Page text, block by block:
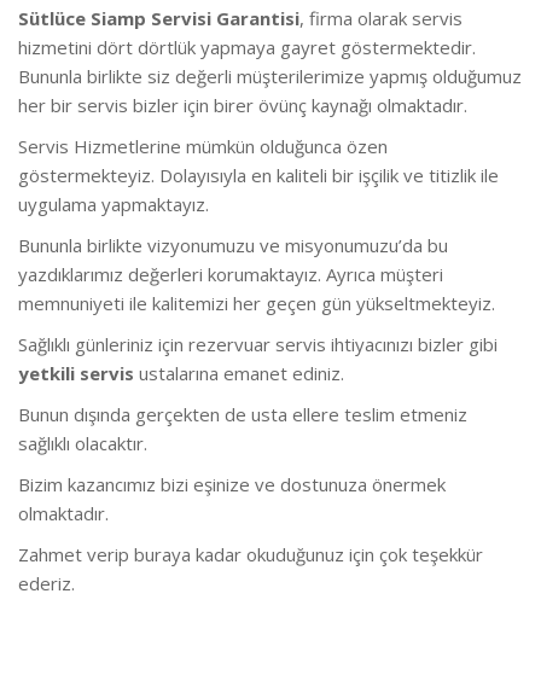
Sütlüce Siamp Servisi Garantisi, firma olarak servis
hizmetini dört dörtlük yapmaya gayret göstermektedir.
Bununla birlikte siz değerli müşterilerimize yapmış olduğumuz
her bir servis bizler için birer övünç kaynağı olmaktadır.
Servis Hizmetlerine mümkün olduğunca özen
göstermekteyiz. Dolayısıyla en kaliteli bir işçilik ve titizlik ile
uygulama yapmaktayız.
Bununla birlikte vizyonumuzu ve misyonumuzu’da bu
yazdıklarımız değerleri korumaktayız. Ayrıca müşteri
memnuniyeti ile kalitemizi her geçen gün yükseltmekteyiz.
Sağlıklı günleriniz için rezervuar servis ihtiyacınızı bizler gibi
yetkili servis ustalarına emanet ediniz.
Bunun dışında gerçekten de usta ellere teslim etmeniz
sağlıklı olacaktır.
Bizim kazancımız bizi eşinize ve dostunuza önermek
olmaktadır.
Zahmet verip buraya kadar okuduğunuz için çok teşekkür
ederiz.